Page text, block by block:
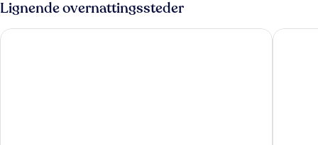
Lignende overnattingssteder
Hellidon Lakes Golf & Spa Hotel